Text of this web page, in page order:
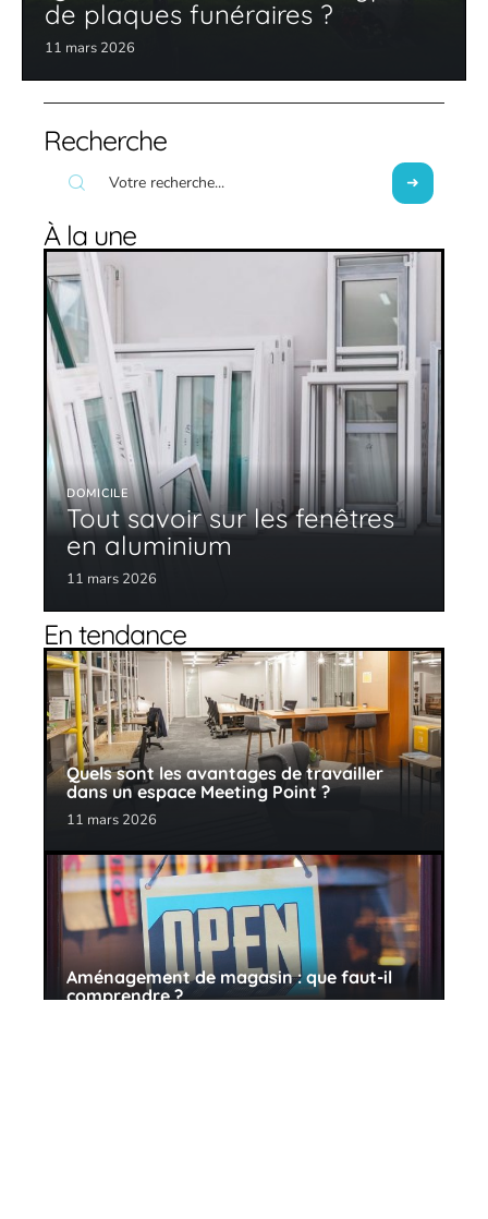
de plaques funéraires ?
11 mars 2026
Recherche
À la une
DOMICILE
Tout savoir sur les fenêtres
en aluminium
11 mars 2026
En tendance
Quels sont les avantages de travailler
dans un espace Meeting Point ?
11 mars 2026
Aménagement de magasin : que faut-il
comprendre ?